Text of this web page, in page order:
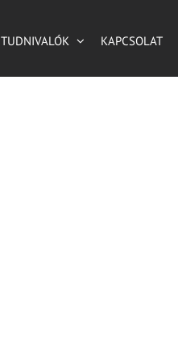
TUDNIVALÓK KAPCSOLAT